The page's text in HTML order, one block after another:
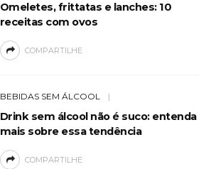
Omeletes, frittatas e lanches: 10
receitas com ovos
COMPARTILHE
BEBIDAS SEM ÁLCOOL
Drink sem álcool não é suco: entenda
mais sobre essa tendência
COMPARTILHE